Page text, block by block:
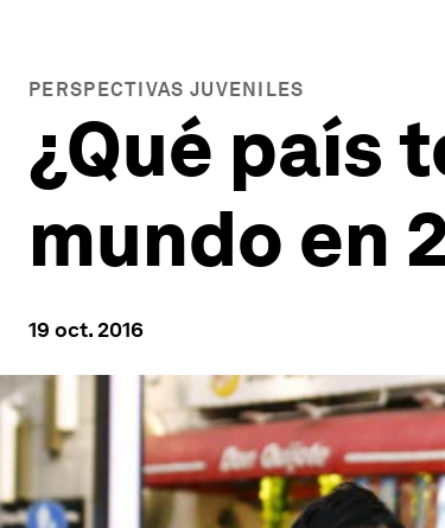
PERSPECTIVAS JUVENILES
¿Qué país
mundo en
19 oct. 2016